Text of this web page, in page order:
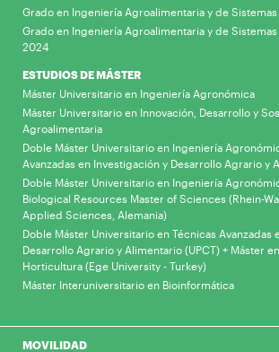
Grado en Ingeniería Agroalimentaria y de
Grado en Ingeniería Agroalimentaria y de
2024
ESTUDIOS DE MÁSTER
Máster Universitario en Ingeniería Agronómica
Máster Universitario en Innovación, Desarrollo y
Agroalimentaria
Doble Máster Universitario en Ingeniería
Avanzadas en Investigación y Desarrollo Agrario y
Doble Máster Universitario en Ingeniería
Biological Resources Master of Sciences (Rhein-
Applied Sciences, Alemania)
Doble Máster Universitario en Técnicas Avanzadas
Desarrollo Agrario y Alimentario (UPCT) + Máster
Horticultura (Ege University - Turkey)
Máster Interuniversitario en Bioinformática
MOVILIDAD